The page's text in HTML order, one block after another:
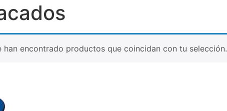
han encontrado productos que coincidan con tu selección.